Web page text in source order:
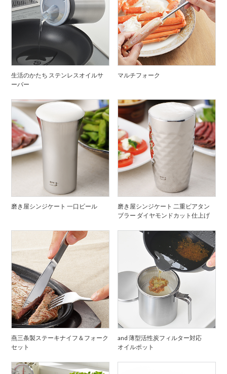
生活のかたち ステンレスオイルサ
ーバー
マルチフォーク
磨き屋シンジケート 一口ビール
磨き屋シンジケート 二重ビアタン
ブラー ダイヤモンドカット仕上げ
燕三条製ステーキナイフ＆フォーク
セット
and 薄型活性炭フィルター対応
オイルポット